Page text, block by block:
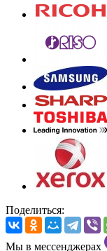
Поделиться:
Мы в мессенджерах